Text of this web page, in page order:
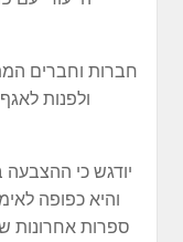
חברות וחברים
ולפנות
יודגש כי ההצבעה
והיא כפופה
ספרות אחרונות